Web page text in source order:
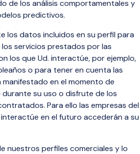
de los análisis comportamentales y
predictivos.
los datos incluidos en su perfil para
servicios prestados por las
los que Ud. interactúe, por ejemplo,
o para tener en cuenta las
en el momento de
durante su uso o disfrute de los
Para ello las empresas del
en el futuro accederán a su
nuestros perfiles comerciales y lo